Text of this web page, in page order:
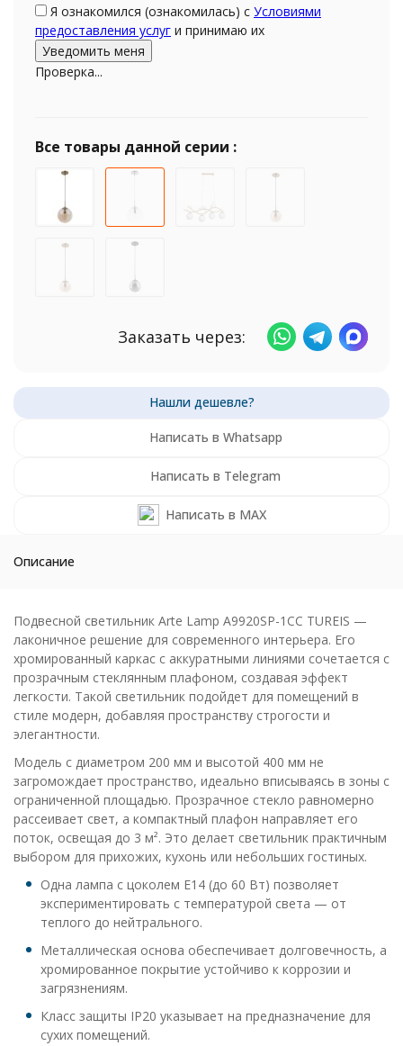
Я ознакомился (ознакомилась) с Условиями
предоставления услуг и принимаю их
Проверка...
Все товары данной серии :
Заказать через:
Написать в Whatsapp
Написать в Telegram
Написать в MAX
Описание
Подвесной светильник Arte Lamp A9920SP-1CC TUREIS —
лаконичное решение для современного интерьера. Его
хромированный каркас с аккуратными линиями сочетается с
прозрачным стеклянным плафоном, создавая эффект
легкости. Такой светильник подойдет для помещений в
стиле модерн, добавляя пространству строгости и
элегантности.
Модель с диаметром 200 мм и высотой 400 мм не
загромождает пространство, идеально вписываясь в зоны с
ограниченной площадью. Прозрачное стекло равномерно
рассеивает свет, а компактный плафон направляет его
поток, освещая до 3 м². Это делает светильник практичным
выбором для прихожих, кухонь или небольших гостиных.
Одна лампа с цоколем E14 (до 60 Вт) позволяет
экспериментировать с температурой света — от
теплого до нейтрального.
Металлическая основа обеспечивает долговечность, а
хромированное покрытие устойчиво к коррозии и
загрязнениям.
Класс защиты IP20 указывает на предназначение для
сухих помещений.